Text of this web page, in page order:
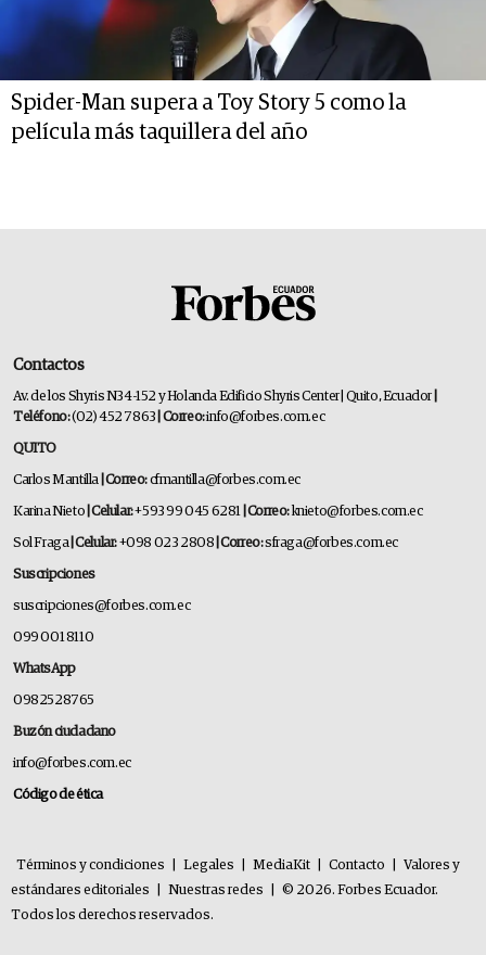
Spider-Man supera a Toy Story 5 como la
película más taquillera del año
Contactos
Av. de los Shyris N34-152 y Holanda Edificio Shyris Center | Quito, Ecuador
Teléfono:(02) 452 7863 | Correo:info@forbes.com.ec
QUITO
Carlos Mantilla | Correo:cfmantilla@forbes.com.ec
Karina Nieto | Celular:+593 99 045 6281 | Correo:knieto@forbes.com.ec
Sol Fraga| Celular:+098 023 2808 | Correo:sfraga@forbes.com.ec
Suscripciones
suscripciones@forbes.com.ec
099 001 8110
WhatsApp
0982528765
Buzón ciudadano
info@forbes.com.ec
Código de ética
Términos y condiciones Legales MediaKit Contacto
Valores y
estándares editoriales
Nuestras redes
© 2026. Forbes Ecuador.
Todos los derechos reservados.